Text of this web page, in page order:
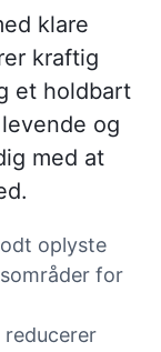
klare
kraftig
et holdbart
og
med at
oplyste
for